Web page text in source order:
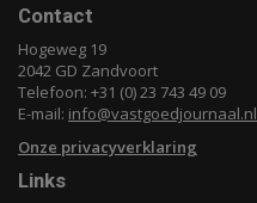
Contact
Hogeweg 19
2042 GD Zandvoort
Telefoon: +31 (0) 23 743 49 09
E-mail: info@vastgoedjournaal.nl
Onze privacyverklaring
Links